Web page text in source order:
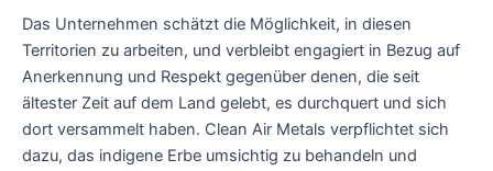
Das Unternehmen schätzt die Möglichkeit, in diesen
Territorien zu arbeiten, und verbleibt engagiert in Bezug auf
Anerkennung und Respekt gegenüber denen, die seit
ältester Zeit auf dem Land gelebt, es durchquert und sich
dort versammelt haben. Clean Air Metals verpflichtet sich
dazu, das indigene Erbe umsichtig zu behandeln und